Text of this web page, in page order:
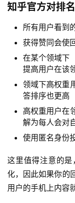
知乎官方对排
所有用户看到
获得赞同会使
在某个领域下
提高用户在该
领域下高权重
答排序也更高
高权重用户在
解为每人会对
使用匿名身份
这里值得注意的
化，因此如果你的
用户的手机上内容